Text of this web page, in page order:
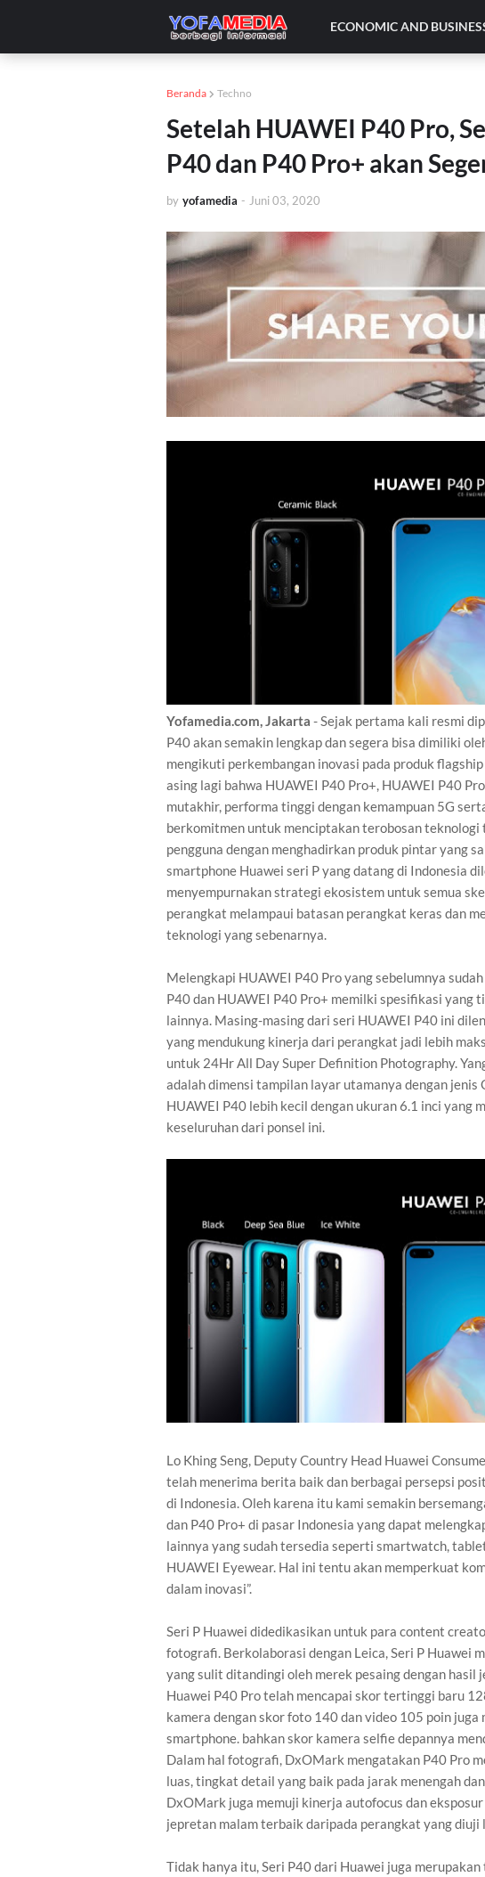
ECONOMIC AND
Beranda Techno
Setelah HUAWEI P40 Pro,
P40 dan P40 Pro+ akan
by yofamedia - Juni 03, 2020
Yofamedia.com, Jakarta - Sejak pertama kali resmi
P40 akan semakin lengkap dan segera bisa dimiliki
mengikuti perkembangan inovasi pada produk
asing lagi bahwa HUAWEI P40 Pro+, HUAWEI P40
mutakhir, performa tinggi dengan kemampuan 5G
berkomitmen untuk menciptakan terobosan
pengguna dengan menghadirkan produk pintar yang
smartphone Huawei seri P yang datang di Indonesia
menyempurnakan strategi ekosistem untuk semua
perangkat melampaui batasan perangkat keras dan
teknologi yang sebenarnya.
Melengkapi HUAWEI P40 Pro yang sebelumnya
P40 dan HUAWEI P40 Pro+ memilki spesifikasi yang
lainnya. Masing-masing dari seri HUAWEI P40 ini
yang mendukung kinerja dari perangkat jadi lebih
untuk 24Hr All Day Super Definition Photography.
adalah dimensi tampilan layar utamanya dengan jenis
HUAWEI P40 lebih kecil dengan ukuran 6.1 inci yang
keseluruhan dari ponsel ini.
Lo Khing Seng, Deputy Country Head Huawei
telah menerima berita baik dan berbagai persepsi
di Indonesia. Oleh karena itu kami semakin
dan P40 Pro+ di pasar Indonesia yang dapat
lainnya yang sudah tersedia seperti smartwatch,
HUAWEI Eyewear. Hal ini tentu akan memperkuat
dalam inovasi”.
Seri P Huawei didedikasikan untuk para content
fotografi. Berkolaborasi dengan Leica, Seri P Huawei
yang sulit ditandingi oleh merek pesaing dengan hasil
Huawei P40 Pro telah mencapai skor tertinggi baru
kamera dengan skor foto 140 dan video 105 poin
smartphone. bahkan skor kamera selfie depannya
Dalam hal fotografi, DxOMark mengatakan P40 Pro
luas, tingkat detail yang baik pada jarak menengah
DxOMark juga memuji kinerja autofocus dan
jepretan malam terbaik daripada perangkat yang diuji
Tidak hanya itu, Seri P40 dari Huawei juga